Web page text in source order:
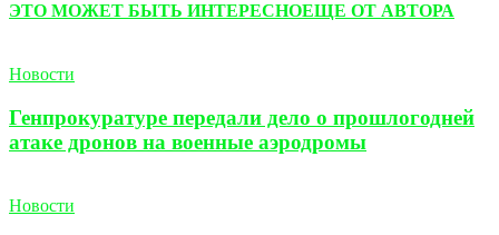
ЭТО МОЖЕТ БЫТЬ ИНТЕРЕСНОЕЩЕ ОТ АВТОРА
Новости
Генпрокуратуре передали дело о прошлогодней
атаке дронов на военные аэродромы
Новости